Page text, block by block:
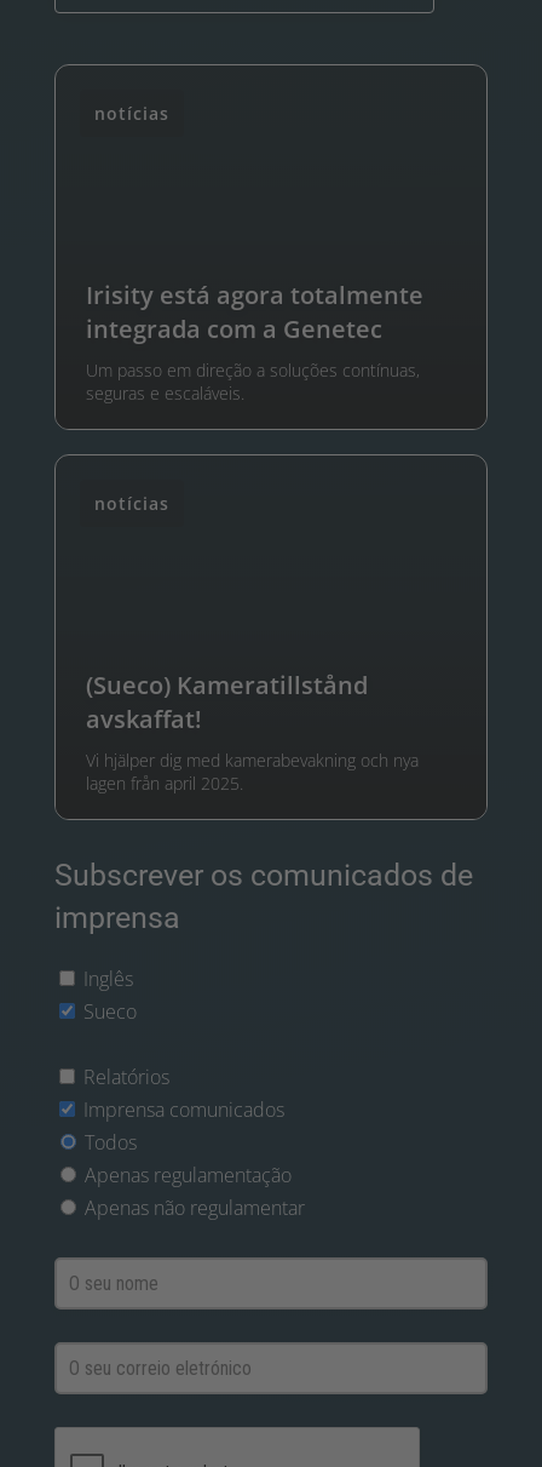
notícias
Irisity está agora totalmente
integrada com a Genetec
Um passo em direção a soluções contínuas,
seguras e escaláveis.
notícias
(Sueco) Kameratillstånd
avskaffat!
Vi hjälper dig med kamerabevakning och nya
lagen från april 2025.
Subscrever os comunicados de
imprensa
Inglês
Sueco
Relatórios
Imprensa comunicados
Todos
Apenas regulamentação
Apenas não regulamentar